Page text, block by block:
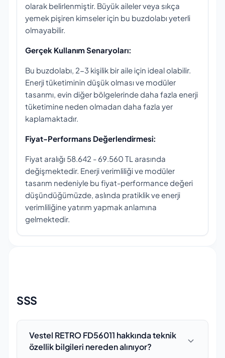
olarak belirlenmiştir. Büyük aileler veya sıkça
yemek pişiren kimseler için bu buzdolabı yeterli
olmayabilir.
Gerçek Kullanım Senaryoları:
Bu buzdolabı, 2-3 kişilik bir aile için ideal olabilir.
Enerji tüketiminin düşük olması ve modüler
tasarımı, evin diğer bölgelerinde daha fazla enerji
tüketimine neden olmadan daha fazla yer
kaplamaktadır.
Fiyat-Performans Değerlendirmesi:
Fiyat aralığı 58.642 - 69.560 TL arasında
değişmektedir. Enerji verimliliği ve modüler
tasarım nedeniyle bu fiyat-performance değeri
düşündüğümüzde, aslında pratiklik ve enerji
verimliliğine yatırım yapmak anlamına
gelmektedir.
SSS
Vestel RETRO FD56011 hakkında teknik
özellik bilgileri nereden alınıyor?